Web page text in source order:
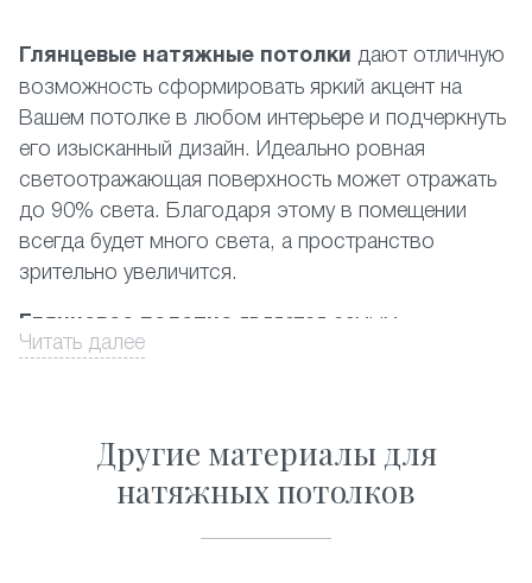
Глянцевые натяжные потолки дают отличную
возможность сформировать яркий акцент на
Вашем потолке в любом интерьере и подчеркнуть
его изысканный дизайн. Идеально ровная
светоотражающая поверхность может отражать
до 90% света. Благодаря этому в помещении
всегда будет много света, а пространство
зрительно увеличится.
Глянцевое полотно является самым
популярным среди фактур, представленных на
светлые цвета. Производится глянцевый
качества. Данный материал полностью
соответствует существующим экологическим
Читать далее
Другие материалы для
натяжных потолков